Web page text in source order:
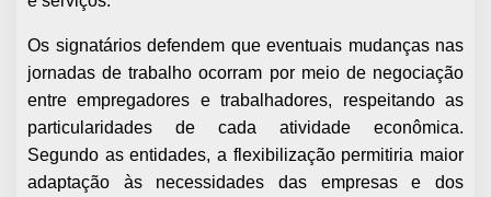
Os signatários defendem que eventuais mudanças nas
jornadas de trabalho ocorram por meio de negociação
entre empregadores e trabalhadores, respeitando as
particularidades de cada atividade econômica.
Segundo as entidades, a flexibilização permitiria maior
adaptação às necessidades das empresas e dos